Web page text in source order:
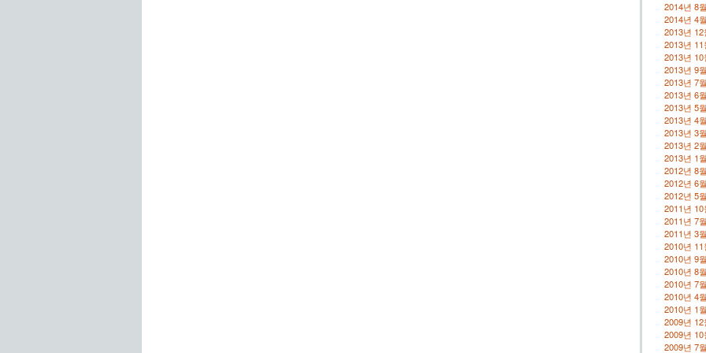
2014년 8월
2014년 4월
2013년 12
2013년 11
2013년 10
2013년 9월
2013년 7월
2013년 6월
2013년 5월
2013년 4월
2013년 3월
2013년 2월
2013년 1월
2012년 8월
2012년 6월
2012년 5월
2011년 10
2011년 7월
2011년 3월
2010년 11
2010년 9월
2010년 8월
2010년 7월
2010년 4월
2010년 1월
2009년 12
2009년 10
2009년 7월